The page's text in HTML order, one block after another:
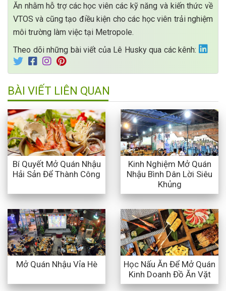
Ăn nhằm hỗ trợ các học viên các kỹ năng và kiến thức về
VTOS và cũng tạo điều kiện cho các học viên trải nghiệm
môi trường làm việc tại Metropole.
Theo dõi những bài viết của Lê Husky qua các kênh:
BÀI VIẾT LIÊN QUAN
Bí Quyết Mở Quán Nhậu
Hải Sản Để Thành Công
Kinh Nghiệm Mở Quán
Nhậu Bình Dân Lời Siêu
Khủng
Mở Quán Nhậu Vỉa Hè
Học Nấu Ăn Để Mở Quán
Kinh Doanh Đồ Ăn Vặt